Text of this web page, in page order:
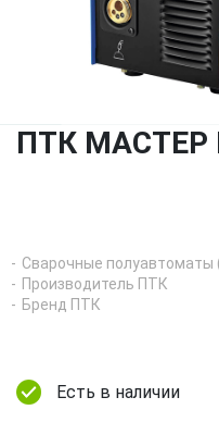
ПТК МАСТЕР
Сварочные полуавтоматы
Производитель ПТК
Бренд ПТК
Есть в наличии